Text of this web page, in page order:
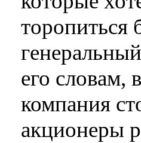
его словам,
компания
акционеры